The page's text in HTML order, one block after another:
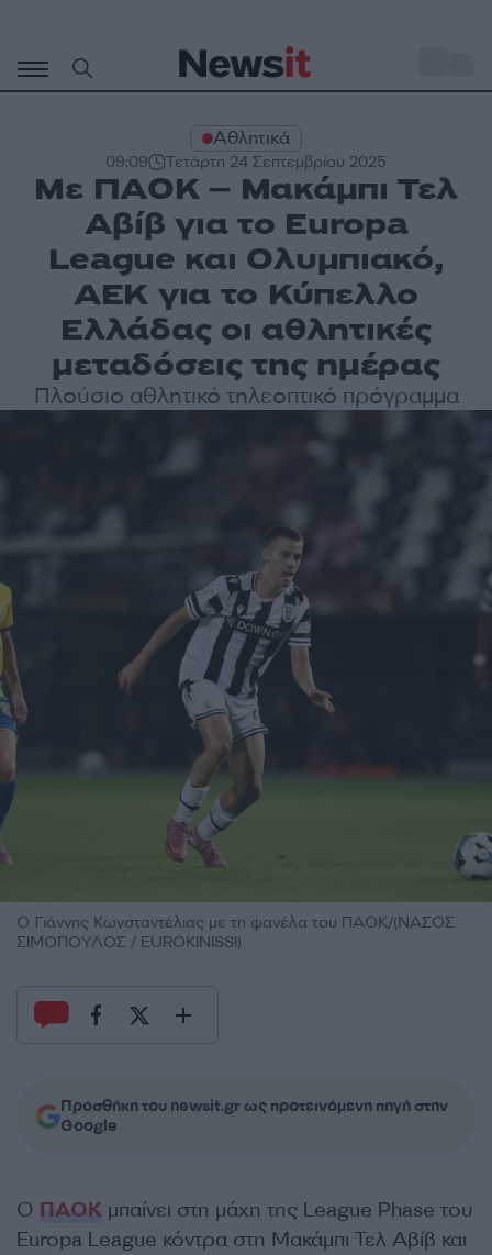
περιεχόμενο
Αθλητικά
09:09 Τετάρτη 24 Σεπτεμβρίου 2025
Με ΠΑΟΚ – Μακάμπι Τελ
Αβίβ για το Europa
League και Ολυμπιακό,
ΑΕΚ για το Κύπελλο
Ελλάδας οι αθλητικές
μεταδόσεις της ημέρας
Πλούσιο αθλητικό τηλεοπτικό πρόγραμμα
Ο Γιάννης Κωνσταντέλιας με τη φανέλα του ΠΑΟΚ/(ΝΑΣΟΣ
ΣΙΜΟΠΟΥΛΟΣ / EUROKINISSI)
Προσθήκη του newsit.gr ως προτεινόμενη πηγή στην
Google
Ο ΠΑΟΚ μπαίνει στη μάχη της League Phase του
Europa League κόντρα στη Μακάμπι Τελ Αβίβ και